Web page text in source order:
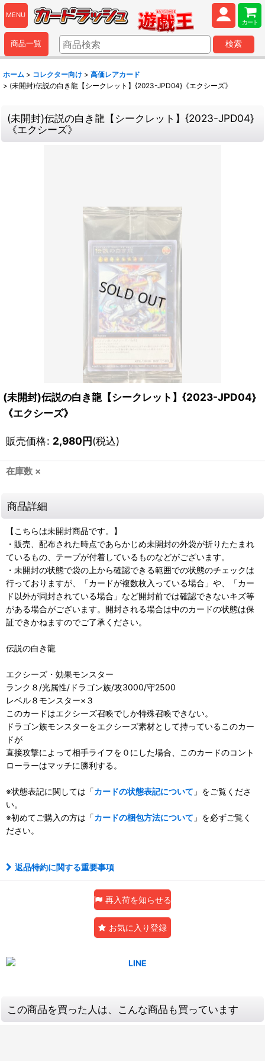
MENU
カート
商品一覧 検索
ホーム > コレクター向け > 高価レアカード
> (未開封)伝説の白き龍【シークレット】{2023-JPD04}《エクシーズ》
(未開封)伝説の白き龍【シークレット】{2023-JPD04}
《エクシーズ》
(未開封)伝説の白き龍【シークレット】{2023-JPD04}
《エクシーズ》
販売価格: 2,980円(税込)
在庫数 ×
商品詳細
【こちらは未開封商品です。】
・販売、配布された時点であらかじめ未開封の外袋が折りたたまれ
ているもの、テープが付着しているものなどがございます。
・未開封の状態で袋の上から確認できる範囲での状態のチェックは
行っておりますが、「カードが複数枚入っている場合」や、「カー
ド以外が同封されている場合」など開封前では確認できないキズ等
がある場合がございます。開封される場合は中のカードの状態は保
証できかねますのでご了承ください。
伝説の白き龍
エクシーズ・効果モンスター
ランク８/光属性/ドラゴン族/攻3000/守2500
レベル８モンスター×３
このカードはエクシーズ召喚でしか特殊召喚できない。
ドラゴン族モンスターをエクシーズ素材として持っているこのカー
ドが
直接攻撃によって相手ライフを０にした場合、このカードのコント
ローラーはマッチに勝利する。
※状態表記に関しては「カードの状態表記について 」をご覧くださ
い。
※初めてご購入の方は「カードの梱包方法について 」を必ずご覧く
ださい。
返品特約に関する重要事項
再入荷を知らせる
お気に入り登録
この商品を買った人は、こんな商品も買っています